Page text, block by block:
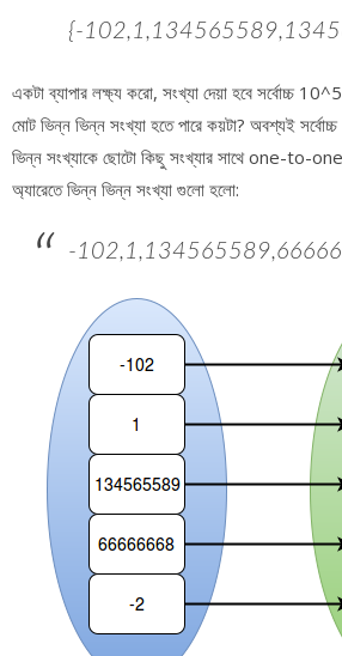
{-
একটা ব্যাপার লক্ষ্য করো, সংখ্যা দেয়া হবে সর্বোচ্চ
মোট ভিন্ন ভিন্ন সংখ্যা হতে পারে কয়টা? অবশ্যই
ভিন্ন সংখ্যাকে ছোটো কিছু সংখ্যার সাথে one-to-
অ্যারেতে ভিন্ন ভিন্ন সংখ্যা গুলো হলো:
-